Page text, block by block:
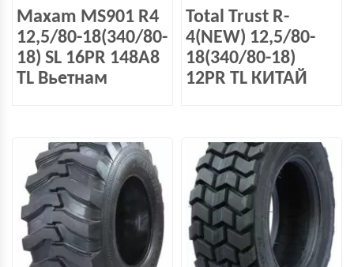
Maxam MS901 R4
12,5/80-18(340/80-
18) SL 16PR 148A8
TL Вьетнам
Total Trust R-
4(NEW) 12,5/80-
18(340/80-18)
12PR TL КИТАЙ